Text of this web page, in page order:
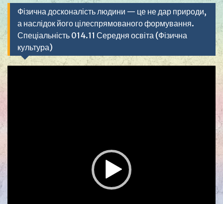
Фізична досконалість людини — це не дар природи,
а наслідок його цілеспрямованого формування.
Спеціальність 014.11 Середня освіта (Фізична
культура)
Видеоплеер